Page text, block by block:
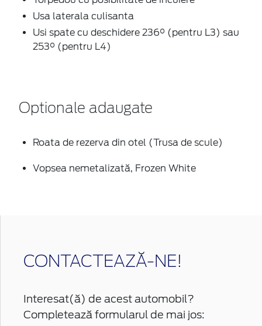
Usa laterala culisanta
Usi spate cu deschidere 236° (pentru L3) sau
253° (pentru L4)
Optionale adaugate
Roata de rezerva din otel (Trusa de scule)
Vopsea nemetalizată, Frozen White
CONTACTEAZĂ-NE!
Interesat(ă) de acest automobil?
Completează formularul de mai jos: